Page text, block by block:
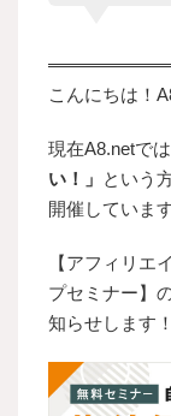
こんにちは！
現在A8.netでは
い！」 という
開催しています
【アフィリエ
プセミナー】
知らせします！